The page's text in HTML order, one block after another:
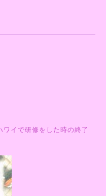
イで研修をした時の終了